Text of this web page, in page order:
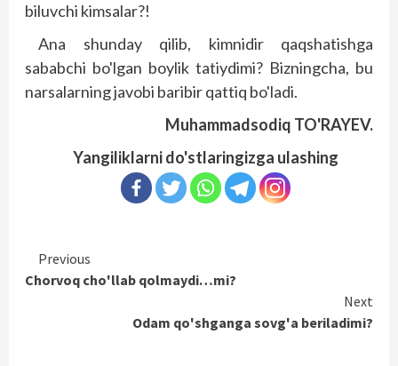
biluvchi kimsalar?!
Ana shunday qilib, kimnidir qaqshatishga
sababchi bo'lgan boylik tatiydimi? Bizningcha, bu
narsalarning javobi baribir qattiq bo'ladi.
Muhammadsodiq TO'RAYEV.
Yangiliklarni do'stlaringizga ulashing
Continue
Reading
Previous
Chorvoq cho'llab qolmaydi…mi?
Next
Odam qo'shganga sovg'a beriladimi?